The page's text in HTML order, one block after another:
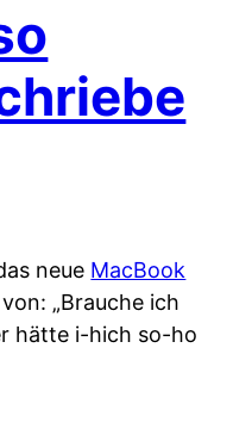
neue MacBook
„Brauche ich
hätte i-hich so-ho